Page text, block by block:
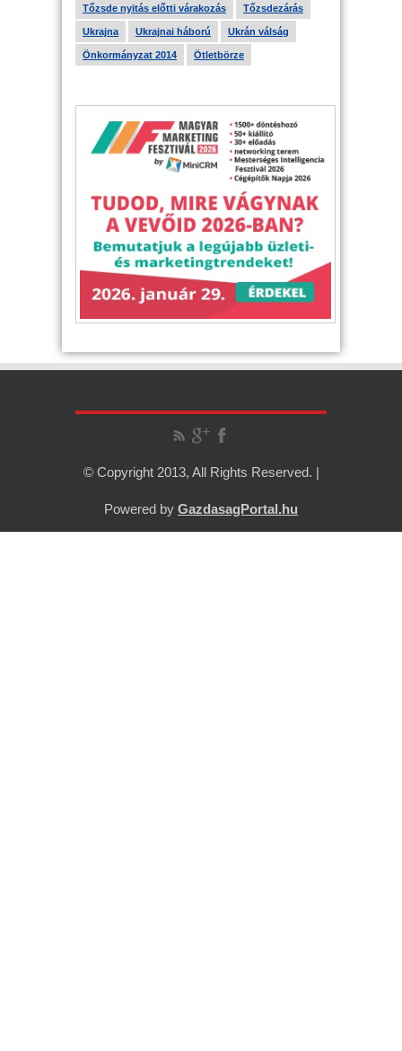
Tőzsde nyitás előtti várakozás Tőzsdezárás
Ukrajna Ukrajnai háború Ukrán válság
Önkormányzat 2014 Ötletbörze
© Copyright 2013, All Rights Reserved. |
Powered by GazdasagPortal.hu